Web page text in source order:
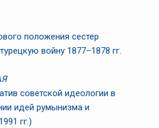
положения сестер
войну 1877–1878 гг.
советской идеологии в
идей румынизма и
гг.)